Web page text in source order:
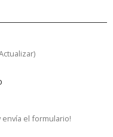
)
envía el formulario!